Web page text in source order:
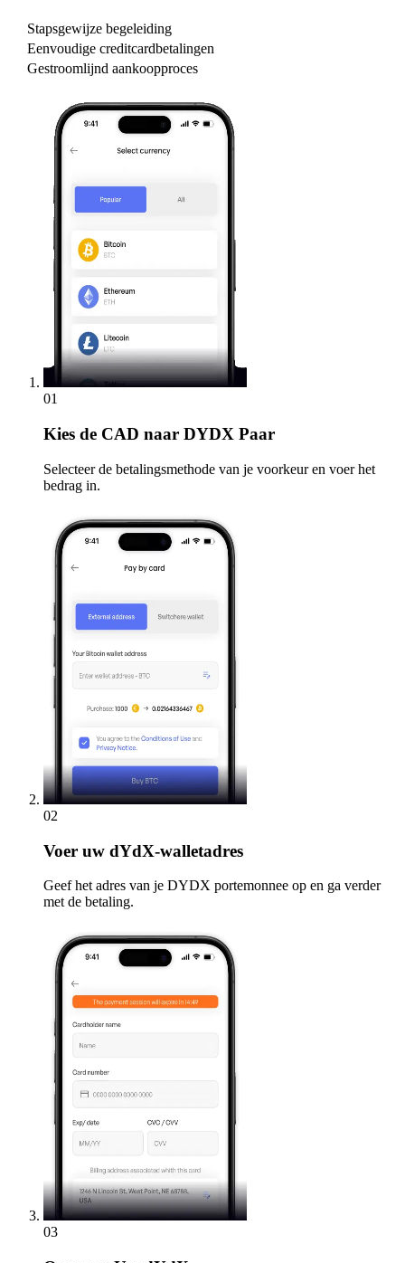
Stapsgewijze begeleiding
Eenvoudige creditcardbetalingen
Gestroomlijnd aankoopproces
01
Kies de CAD naar DYDX Paar
Selecteer de betalingsmethode van je voorkeur en voer het
bedrag in.
02
Voer uw dYdX-walletadres
Geef het adres van je DYDX portemonnee op en ga verder
met de betaling.
03